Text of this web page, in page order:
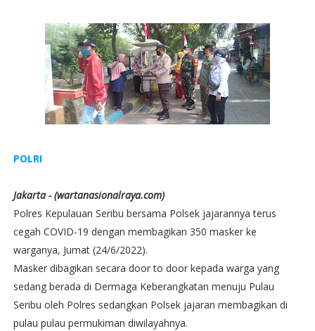
POLRI
Jakarta - (wartanasionalraya.com)
Polres Kepulauan Seribu bersama Polsek jajarannya terus
cegah COVID-19 dengan membagikan 350 masker ke
warganya, Jumat (24/6/2022).
Masker dibagikan secara door to door kepada warga yang
sedang berada di Dermaga Keberangkatan menuju Pulau
Seribu oleh Polres sedangkan Polsek jajaran membagikan di
pulau pulau permukiman diwilayahnya.